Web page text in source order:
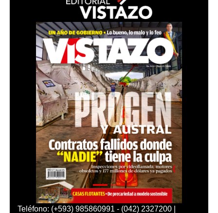
Teléfono: (+593) 985860991 - (042) 2327200 |